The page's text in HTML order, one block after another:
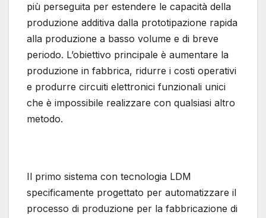
più perseguita per estendere le capacità della
produzione additiva dalla prototipazione rapida
alla produzione a basso volume e di breve
periodo. L’obiettivo principale è aumentare la
produzione in fabbrica, ridurre i costi operativi
e produrre circuiti elettronici funzionali unici
che è impossibile realizzare con qualsiasi altro
metodo.
Il primo sistema con tecnologia LDM
specificamente progettato per automatizzare il
processo di produzione per la fabbricazione di